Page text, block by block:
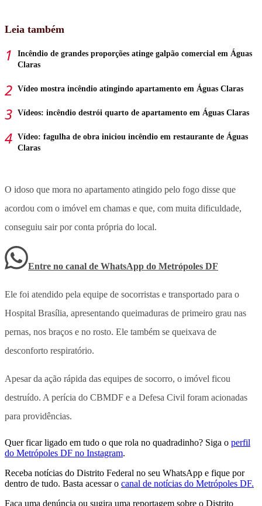
Leia também
Incêndio de grandes proporções atinge galpão comercial em Águas
Claras
Vídeo mostra incêndio atingindo apartamento em Águas Claras
Vídeos: incêndio destrói quarto de apartamento em Águas Claras
Vídeo: fagulha de obra iniciou incêndio em restaurante de Águas
Claras
O idoso que mora no apartamento atingido pelo fogo disse que
acordou com o imóvel em chamas e que, com muita dificuldade,
conseguiu sair por conta própria do local.
Entre no canal de WhatsApp do Metrópoles DF
Ele foi atendido pela equipe de socorristas e transportado para o
Hospital Brasília, apresentando queimaduras de primeiro grau nas
pernas, nos braços e no rosto. Ele também se queixava de
desconforto respiratório.
Apesar da ação rápida das equipes de socorro, o imóvel ficou
destruído. A perícia do CBMDF e a Defesa Civil foram acionadas
para providências.
Quer ficar ligado em tudo o que rola no quadradinho? Siga o perfil
do Metrópoles DF no Instagram.
Receba notícias do Distrito Federal no seu WhatsApp e fique por
dentro de tudo. Basta acessar o canal de notícias do Metrópoles DF.
Faça uma denúncia ou sugira uma reportagem sobre o Distrito